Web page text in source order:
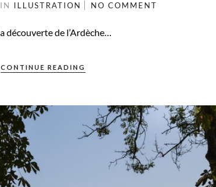
IN ILLUSTRATION NO COMMENT
découverte de l’Ardèche…
CONTINUE READING